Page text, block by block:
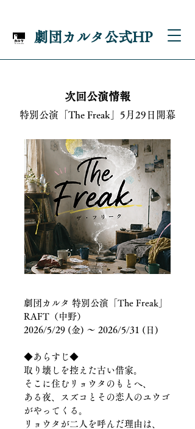
劇団カルタ公式HP
次回公演情報
特別公演「The Freak」5月29日開幕
劇団カルタ 特別公演「The Freak」
RAFT（中野）
2026/5/29 (金) ～ 2026/5/31 (日)
◆あらすじ◆
取り壊しを控えた古い借家。
そこに住むリョウタのもとへ、
ある夜、スズコとその恋人のユウゴ
がやってくる。
リョウタが二人を呼んだ理由は、